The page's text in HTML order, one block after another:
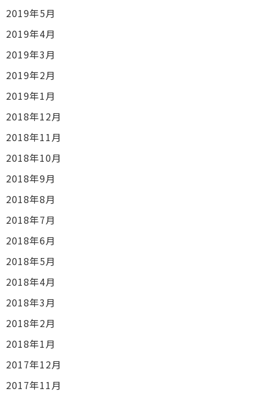
2019年5月
2019年4月
2019年3月
2019年2月
2019年1月
2018年12月
2018年11月
2018年10月
2018年9月
2018年8月
2018年7月
2018年6月
2018年5月
2018年4月
2018年3月
2018年2月
2018年1月
2017年12月
2017年11月